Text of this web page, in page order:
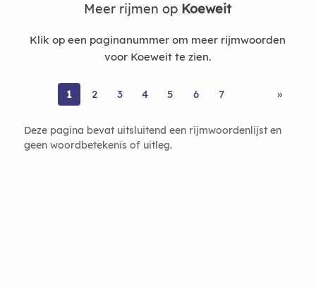
Meer rijmen op Koeweit
Klik op een paginanummer om meer rijmwoorden
voor Koeweit te zien.
1 2 3 4 5 6 7 »
Deze pagina bevat uitsluitend een rijmwoordenlijst en
geen woordbetekenis of uitleg.